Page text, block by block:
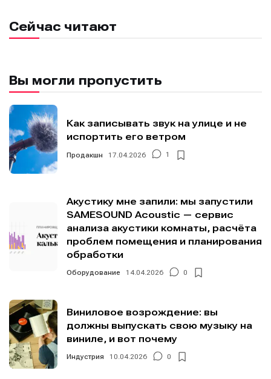
Сейчас читают
Вы могли пропустить
Как записывать звук на улице и не
испортить его ветром
Продакшн 17.04.2026 1
Акустику мне запили: мы запустили
SAMESOUND Acoustic — сервис
анализа акустики комнаты, расчёта
проблем помещения и планирования
обработки
Оборудование 14.04.2026 0
Виниловое возрождение: вы
должны выпускать свою музыку на
виниле, и вот почему
Индустрия 10.04.2026 0